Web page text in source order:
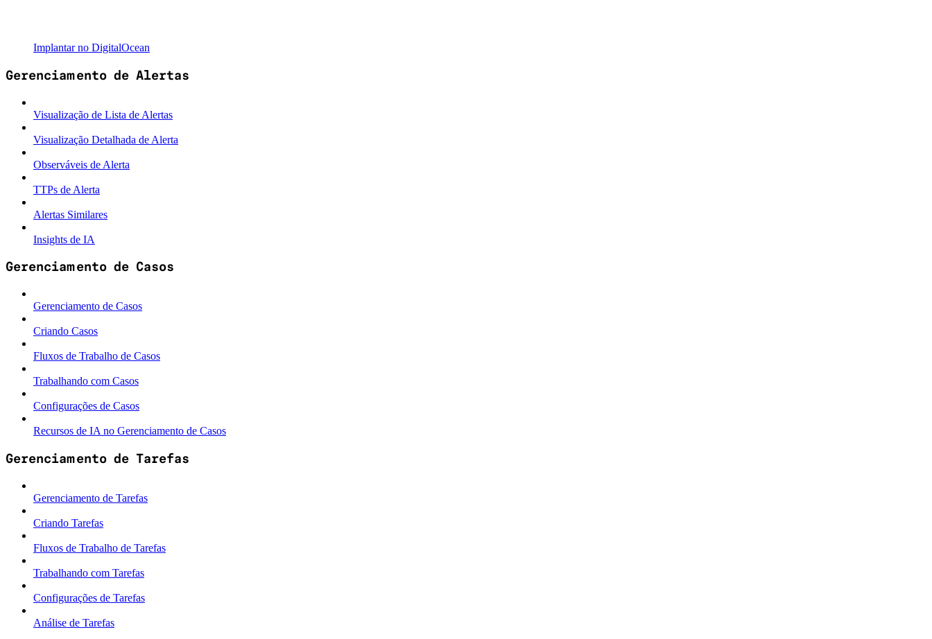
Implantar no DigitalOcean
Gerenciamento de Alertas
Visualização de Lista de Alertas
Visualização Detalhada de Alerta
Observáveis de Alerta
TTPs de Alerta
Alertas Similares
Insights de IA
Gerenciamento de Casos
Gerenciamento de Casos
Criando Casos
Fluxos de Trabalho de Casos
Trabalhando com Casos
Configurações de Casos
Recursos de IA no Gerenciamento de Casos
Gerenciamento de Tarefas
Gerenciamento de Tarefas
Criando Tarefas
Fluxos de Trabalho de Tarefas
Trabalhando com Tarefas
Configurações de Tarefas
Análise de Tarefas